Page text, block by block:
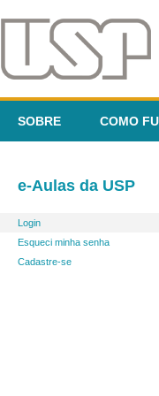
SOBRE COMO
e-Aulas da USP
Login
Esqueci minha senha
Cadastre-se